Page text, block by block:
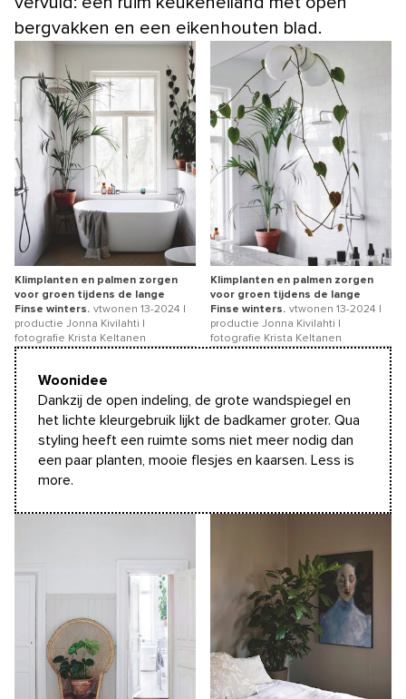
bergvakken en een eikenhouten blad.
Klimplanten en palmen zorgen
voor groen tijdens de lange
Finse winters. vtwonen 13-2024 |
productie Jonna Kivilahti |
fotografie Krista Keltanen
Klimplanten en palmen zorgen
voor groen tijdens de lange
Finse winters. vtwonen 13-2024 |
productie Jonna Kivilahti |
fotografie Krista Keltanen
Woonidee
Dankzij de open indeling, de grote wandspiegel en
het lichte kleurgebruik lijkt de badkamer groter. Qua
styling heeft een ruimte soms niet meer nodig dan
een paar planten, mooie flesjes en kaarsen. Less is
more.